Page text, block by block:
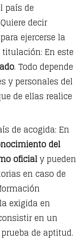
país de
decir
ejercerse la
En este
. Todo depende
y personales del
de ellas realice
de acogida: En
del
oficialy pueden
en caso de
exigida en
en un
de aptitud.